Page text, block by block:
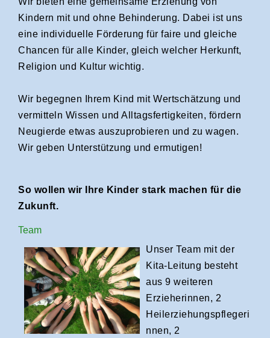
Kindern mit und ohne Behinderung. Dabei ist uns
eine individuelle Förderung für faire und gleiche
Chancen für alle Kinder, gleich welcher Herkunft,
Religion und Kultur wichtig.
Wir begegnen Ihrem Kind mit Wertschätzung und
vermitteln Wissen und Alltagsfertigkeiten, fördern
Neugierde etwas auszuprobieren und zu wagen.
Wir geben Unterstützung und ermutigen!
So wollen wir Ihre Kinder stark machen für die
Zukunft.
Team
Unser Team mit der
Kita-Leitung besteht
aus 9 weiteren
Erzieherinnen, 2
Heilerziehungspflegeri
nnen, 2